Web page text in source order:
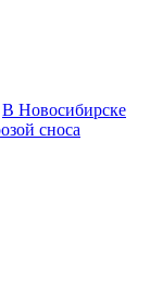
В Новосибирске
сноса